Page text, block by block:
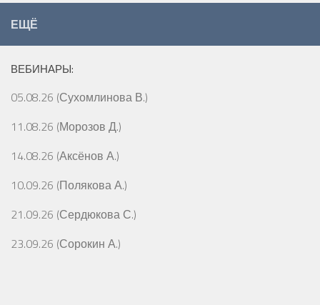
ЕЩЁ
ВЕБИНАРЫ:
05.08.26 (Сухомлинова В.)
11.08.26 (Морозов Д.)
14.08.26 (Аксёнов А.)
10.09.26 (Полякова А.)
21.09.26 (Сердюкова С.)
23.09.26 (Сорокин А.)